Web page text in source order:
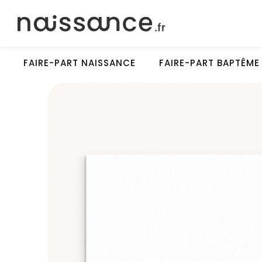
FAIRE-PART NAISSANCE FAIRE-PART BAPTÊME